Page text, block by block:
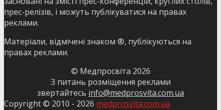
прес-релізів, і можуть публікуватися на правах
реклами.
Матеріали, відмічені знаком ®, публікуються на
правах реклами.
© Медпросвіта 2026
З питань розміщення реклами
звертайтесь info@medprosvita.com.ua
Copyright © 2010 - 2026 medprosvita.com.ua